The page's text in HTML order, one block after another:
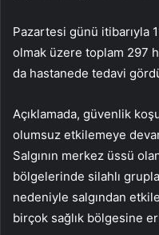
Pazartesi günü itibarıyla
olmak üzere toplam 297
da hastanede tedavi
Açıklamada, güvenlik
olumsuz etkilemeye
Salgının merkez üssü
bölgelerinde silahlı
nedeniyle salgından
birçok sağlık bölgesine